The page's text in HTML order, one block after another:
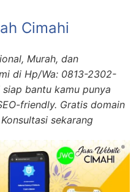
Cimahi
Murah, dan
di Hp/Wa: 0813-2302-
bantu kamu punya
friendly. Gratis domain
sekarang